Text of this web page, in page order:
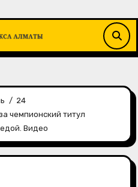
24
чемпионский титул
Видео